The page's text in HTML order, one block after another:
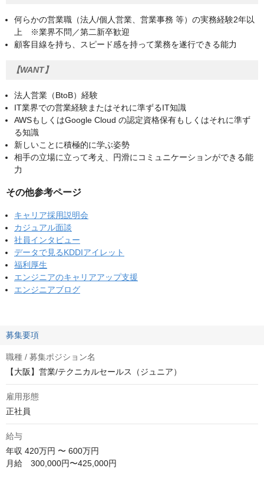
何らかの営業職（法人/個人営業、営業事務 等）の実務経験2年以
上 ※業界不問／第二新卒歓迎
顧客目線を持ち、スピード感を持って業務を遂行できる能力
【WANT】
法人営業（BtoB）経験
IT業界での営業経験またはそれに準ずるIT知識
AWSもしくはGoogle Cloud の認定資格保有もしくはそれに準ず
る知識
新しいことに積極的に学ぶ姿勢
相手の立場に立って考え、円滑にコミュニケーションができる能
力
その他参考ページ
キャリア採用説明会
カジュアル面談
社員インタビュー
データで見るKDDIアイレット
福利厚生
エンジニアのキャリアアップ支援
エンジニアブログ
募集要項
職種 / 募集ポジション名
【大阪】営業/テクニカルセールス（ジュニア）
雇用形態
正社員
給与
年収 420万円 〜 600万円
月給　300,000円〜425,000円